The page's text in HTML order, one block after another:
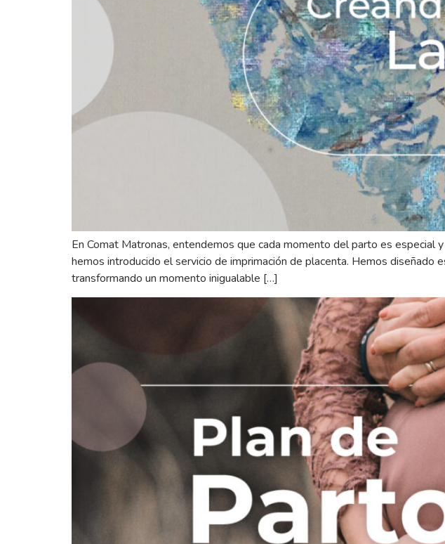
En Comat Matronas, entendemos que cada momento del parto es especial
hemos introducido el servicio de imprimación de placenta. Hemos
transformando un momento inigualable […]